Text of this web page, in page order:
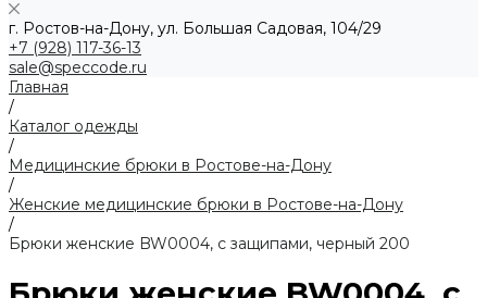
г. Ростов-на-Дону, ул. Большая Садовая, 104/29
+7 (928) 117-36-13
sale@speccode.ru
Главная
/
Каталог одежды
/
Медицинские брюки в Ростове-на-Дону
/
Женские медицинские брюки в Ростове-на-Дону
/
Брюки женские BW0004, с защипами, черный 200